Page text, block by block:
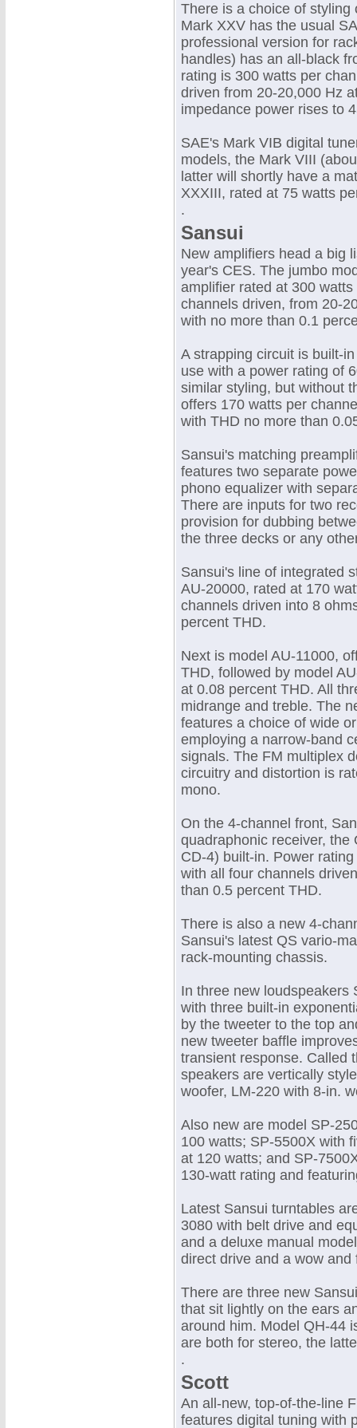
There is a choice of
Mark XXV has the usual
professional version for
handles) has an all-black
rating is 300 watts per
driven from 20-20,000 Hz
impedance power rises to
SAE's Mark VIB digital
models, the Mark VIII
latter will shortly have a
XXXIII, rated at 75 watts
.
Sansui
New amplifiers head a big
year's CES. The jumbo
amplifier rated at 300
channels driven, from 20-
with no more than 0.1
A strapping circuit is built-
use with a power rating of
similar styling, but without
offers 170 watts per
with THD no more than
Sansui's matching
features two separate
phono equalizer with
There are inputs for two
provision for dubbing
the three decks or any
Sansui's line of integrated
AU-20000, rated at 170
channels driven into 8
percent THD.
Next is model AU-11000,
THD, followed by model
at 0.08 percent THD. All
midrange and treble. The
features a choice of wide
employing a narrow-band
signals. The FM multiplex
circuitry and distortion is
mono.
On the 4-channel front,
quadraphonic receiver, the
CD-4) built-in. Power
with all four channels
than 0.5 percent THD.
There is also a new 4-
Sansui's latest QS vario-
rack-mounting chassis.
In three new loudspeakers
with three built-in
by the tweeter to the top
new tweeter baffle
transient response. Called
speakers are vertically
woofer, LM-220 with 8-in.
Also new are model SP-
100 watts; SP-5500X with
at 120 watts; and SP-
130-watt rating and
Latest Sansui turntables
3080 with belt drive and
and a deluxe manual
direct drive and a wow
There are three new
that sit lightly on the ears
around him. Model QH-44
are both for stereo, the
.
Scott
An all-new, top-of-the-line
features digital tuning with